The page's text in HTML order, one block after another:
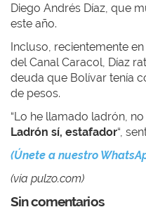
Diego Andrés Díaz, que
este año.
Incluso, recientemente en
del Canal Caracol, Díaz
deuda que Bolívar tenía
de pesos.
“Lo he llamado ladrón, no
Ladrón sí, estafador“,
(Únete a nuestro
(vía pulzo.com)
Sin comentarios